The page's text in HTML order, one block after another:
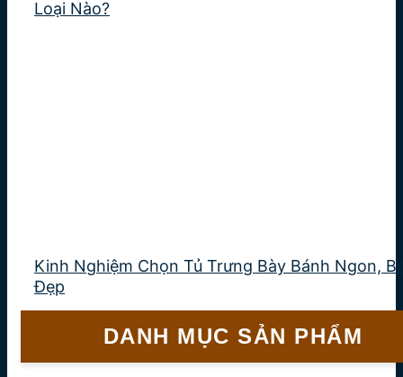
Loại Nào?
Kinh Nghiệm Chọn Tủ Trưng Bày Bánh Ngon,
Đẹp
DANH MỤC SẢN PHẨM